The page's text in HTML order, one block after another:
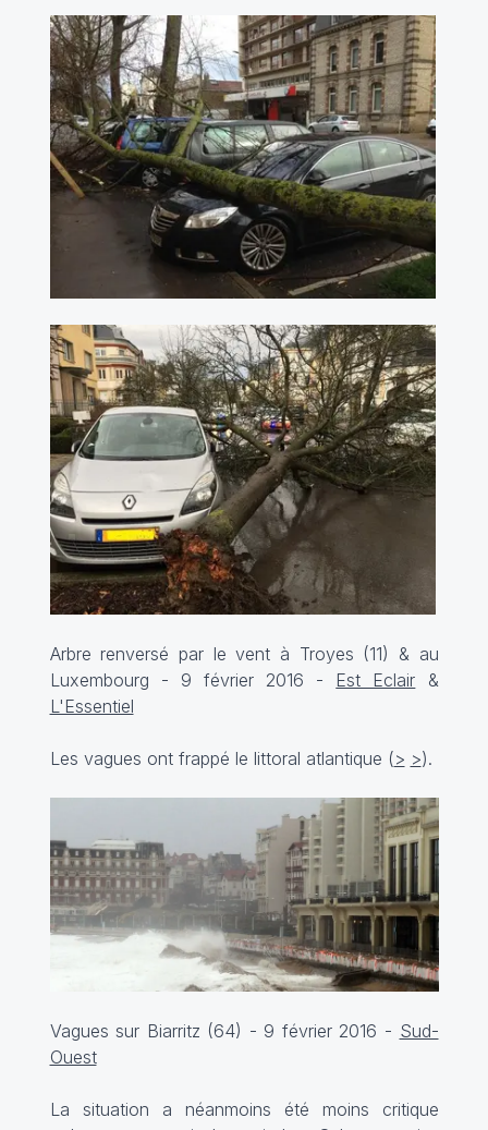
Arbre renversé par le vent à Troyes (11) & au
Luxembourg - 9 février 2016 - Est Eclair &
L'Essentiel
Les vagues ont frappé le littoral atlantique (> >).
Vagues sur Biarritz (64) - 9 février 2016 - Sud-
Ouest
La situation a néanmoins été moins critique